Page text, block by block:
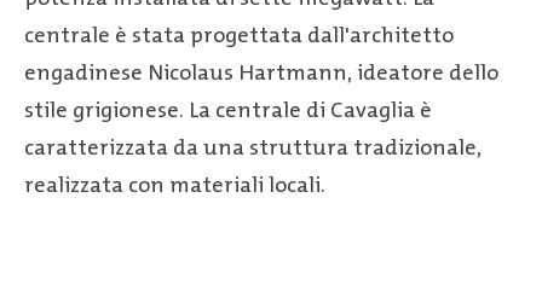
centrale è stata progettata dall'architetto
engadinese Nicolaus Hartmann, ideatore dello
stile grigionese. La centrale di Cavaglia è
caratterizzata da una struttura tradizionale,
realizzata con materiali locali.